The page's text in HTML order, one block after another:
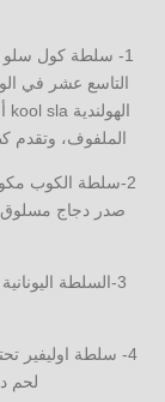
التاسع عشر في
الملفوف، وتقدم
2-سلطة الكوب
صدر دجاج مسلوق
3-السلطة
4- سلطة اوليفير
لحم